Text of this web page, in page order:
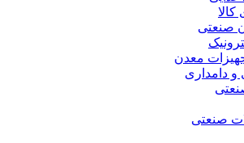
کالا
صنعتی
معدن
دامداری
صنعتی